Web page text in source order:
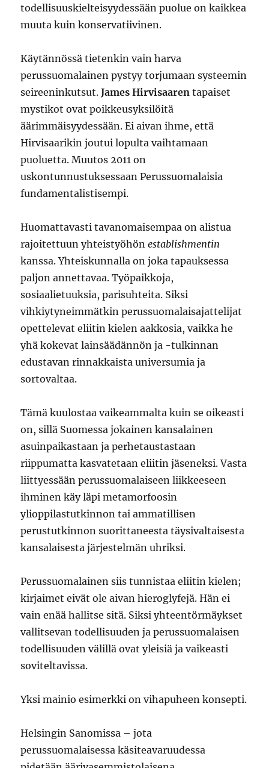
todellisuuskielteisyydessään puolue on kaikkea
muuta kuin konservatiivinen.
Käytännössä tietenkin vain harva
perussuomalainen pystyy torjumaan systeemin
seireeninkutsut.James Hirvisaaren tapaiset
mystikot ovat poikkeusyksilöitä
äärimmäisyydessään. Ei aivan ihme, että
Hirvisaarikin joutui lopulta vaihtamaan
puoluetta. Muutos 2011 on
uskontunnustuksessaan Perussuomalaisia
fundamentalistisempi.
Huomattavasti tavanomaisempaa on alistua
rajoitettuun yhteistyöhönestablishmentin
kanssa. Yhteiskunnalla on joka tapauksessa
paljon annettavaa. Työpaikkoja,
sosiaalietuuksia, parisuhteita. Siksi
vihkiytyneimmätkin perussuomalaisajattelijat
opettelevat eliitin kielen aakkosia, vaikka he
yhä kokevat lainsäädännön ja -tulkinnan
edustavan rinnakkaista universumia ja
sortovaltaa.
Tämä kuulostaa vaikeammalta kuin se oikeasti
on, sillä Suomessa jokainen kansalainen
asuinpaikastaan ja perhetaustastaan
riippumatta kasvatetaan eliitin jäseneksi. Vasta
liittyessään perussuomalaiseen liikkeeseen
ihminen käy läpi metamorfoosin
ylioppilastutkinnon tai ammatillisen
perustutkinnon suorittaneesta täysivaltaisesta
kansalaisesta järjestelmän uhriksi.
Perussuomalainen siis tunnistaa eliitin kielen;
kirjaimet eivät ole aivan hieroglyfejä. Hän ei
vain enää hallitse sitä. Siksi yhteentörmäykset
vallitsevan todellisuuden ja perussuomalaisen
todellisuuden välillä ovat yleisiä ja vaikeasti
soviteltavissa.
Yksi mainio esimerkki on vihapuheen konsepti.
Helsingin Sanomissa – jota
perussuomalaisessa käsiteavaruudessa